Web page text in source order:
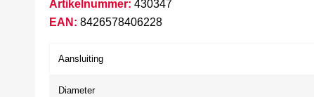
Artikelnummer: 430347
EAN: 8426578406228
Aansluiting
Diameter